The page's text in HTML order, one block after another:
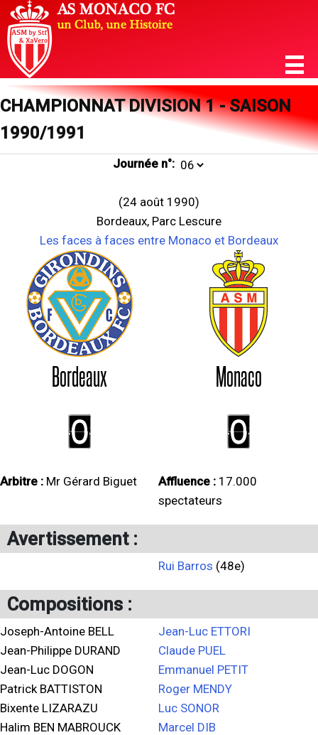
CHAMPIONNAT DIVISION 1 - SAISON
1990/1991
Journée n°:
(24 août 1990)
Bordeaux, Parc Lescure
Les faces à faces entre Monaco et Bordeaux
Bordeaux Monaco
0 0
Arbitre : Mr Gérard Biguet Affluence : 17.000
spectateurs
Avertissement :
Rui Barros (48e)
Compositions :
Joseph-Antoine BELL
Jean-Philippe DURAND
Jean-Luc DOGON
Patrick BATTISTON
Bixente LIZARAZU
Halim BEN MABROUCK
Jean-Luc ETTORI
Claude PUEL
Emmanuel PETIT
Roger MENDY
Luc SONOR
Marcel DIB